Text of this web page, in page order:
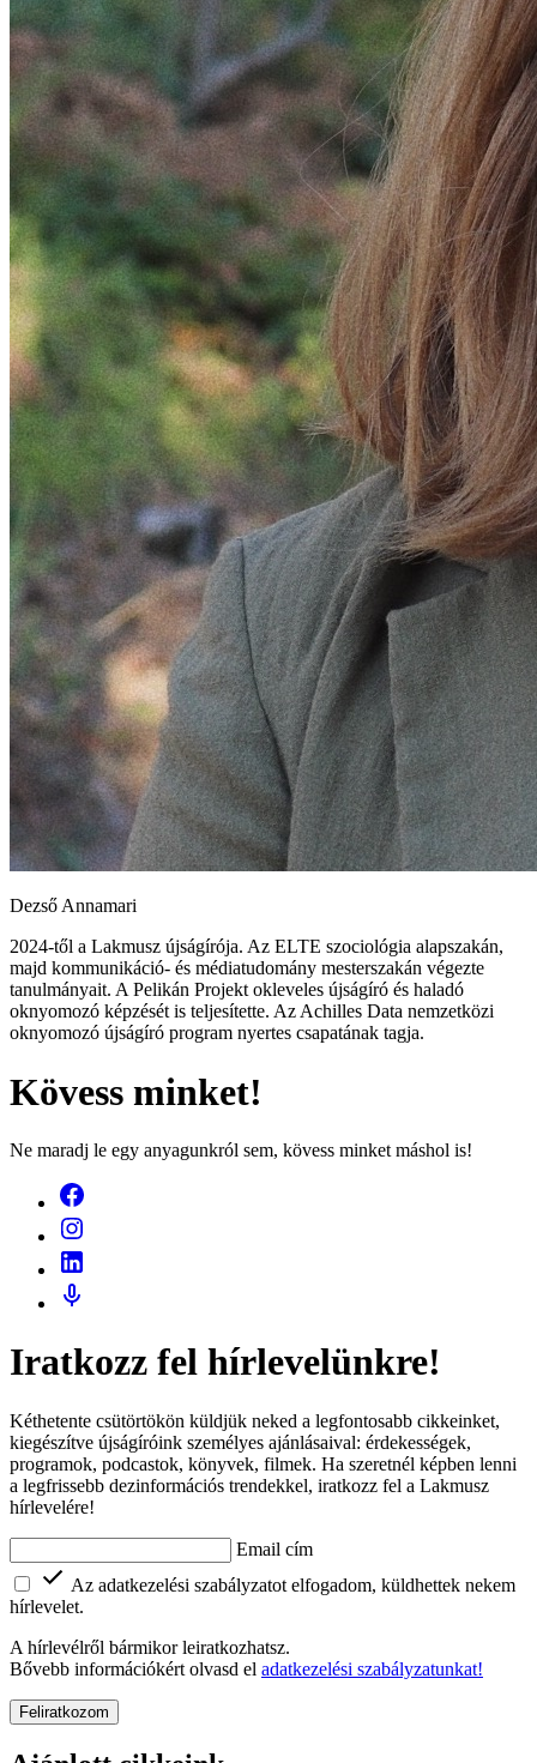
Dezső Annamari
2024-től a Lakmusz újságírója. Az ELTE szociológia alapszakán,
majd kommunikáció- és médiatudomány mesterszakán végezte
tanulmányait. A Pelikán Projekt okleveles újságíró és haladó
oknyomozó képzését is teljesítette. Az Achilles Data nemzetközi
oknyomozó újságíró program nyertes csapatának tagja.
Kövess minket!
Ne maradj le egy anyagunkról sem, kövess minket máshol is!
Iratkozz fel hírlevelünkre!
Kéthetente csütörtökön küldjük neked a legfontosabb cikkeinket,
kiegészítve újságíróink személyes ajánlásaival: érdekességek,
programok, podcastok, könyvek, filmek. Ha szeretnél képben lenni
a legfrissebb dezinformációs trendekkel, iratkozz fel a Lakmusz
hírlevelére!
Email cím
Az adatkezelési szabályzatot elfogadom, küldhettek nekem
hírlevelet.
A hírlevélről bármikor leiratkozhatsz.
Bővebb információkért olvasd el adatkezelési szabályzatunkat!
Feliratkozom